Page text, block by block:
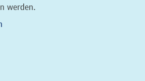
werden.